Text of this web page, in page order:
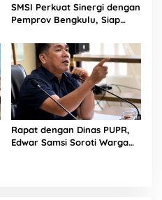
SMSI Perkuat Sinergi dengan
Pemprov Bengkulu, Siap
Rapat dengan Dinas PUPR,
Edwar Samsi Soroti Warga